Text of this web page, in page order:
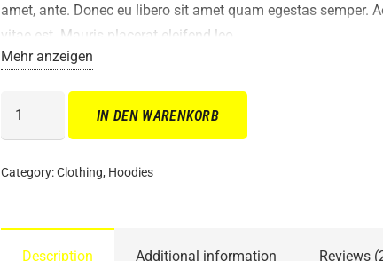
amet, ante. Donec eu libero sit amet quam egestas semper.
vitae est. Mauris placerat eleifend leo.
Mehr anzeigen
Menge
IN DEN WARENKORB
Category:Clothing, Hoodies
Description Additional information Reviews